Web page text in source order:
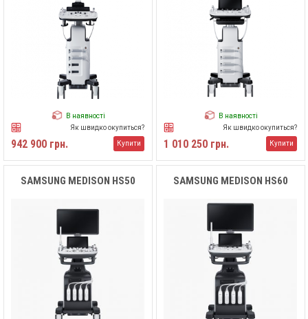
В наявності
Як швидко окупиться?
942 900 грн. Купити
В наявності
Як швидко окупиться?
1 010 250 грн. Купити
SAMSUNG MEDISON HS50 SAMSUNG MEDISON HS60